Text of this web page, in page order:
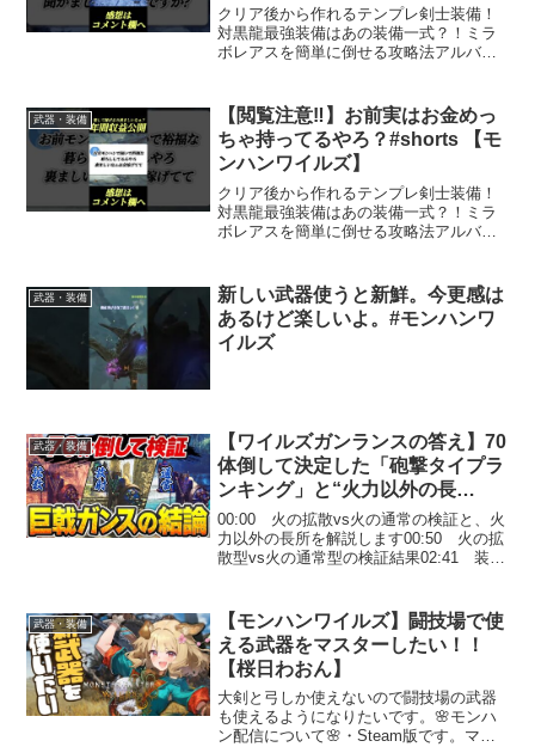
クリア後から作れるテンプレ剣士装備！
対黒龍最強装備はあの装備一式？！ミラ
ボレアスを簡単に倒せる攻略法アルバト
大体地雷#ワイルズ#mhwilds #モンハンワ
イルズ#モン...
武器・装備
【閲覧注意‼️】お前実はお金めっ
ちゃ持ってるやろ？#shorts 【モ
ンハンワイルズ】
クリア後から作れるテンプレ剣士装備！
対黒龍最強装備はあの装備一式？！ミラ
ボレアスを簡単に倒せる攻略法アルバト
大体地雷#ワイルズ#収益#モンハンワイル
ズ#モンハン #サン...
武器・装備
新しい武器使うと新鮮。今更感は
あるけど楽しいよ。#モンハンワ
イルズ
武器・装備
【ワイルズガンランスの答え】70
体倒して決定した「砲撃タイプラ
ンキング」と“火力以外の長
所”【拡散vs放射vs通常】
00:00 火の拡散vs火の通常の検証と、火
力以外の長所を解説します00:50 火の拡
散型vs火の通常型の検証結果02:41 装備
あるのか」08:36 ガンス格付...
武器・装備
【モンハンワイルズ】闘技場で使
える武器をマスターしたい！！
【桜日わおん】
大剣と弓しか使えないので闘技場の武器
も使えるようになりたいです。🌸モンハ
ン配信について🌸・Steam版です。マル